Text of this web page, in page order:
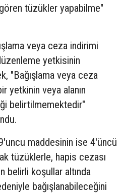
tüzükler yapabilme"
veya ceza indirimi
yetkisinin
"Bağışlama veya ceza
yetkinin veya alanın
belirtilmemektedir"
maddesinin ise 4'üncü
tüzüklerle, hapis cezası
belirli koşullar altında
bağışlanabileceğini